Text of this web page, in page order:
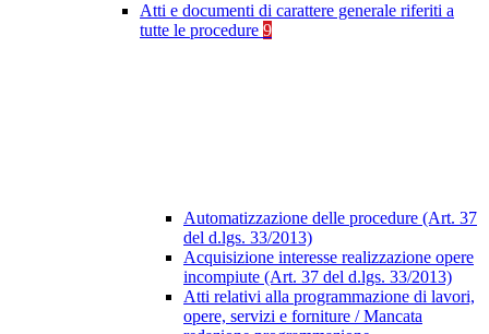
Atti e documenti di carattere generale riferiti a
tutte le procedure 9
Automatizzazione delle procedure (Art. 37
del d.lgs. 33/2013)
Acquisizione interesse realizzazione opere
incompiute (Art. 37 del d.lgs. 33/2013)
Atti relativi alla programmazione di lavori,
opere, servizi e forniture / Mancata